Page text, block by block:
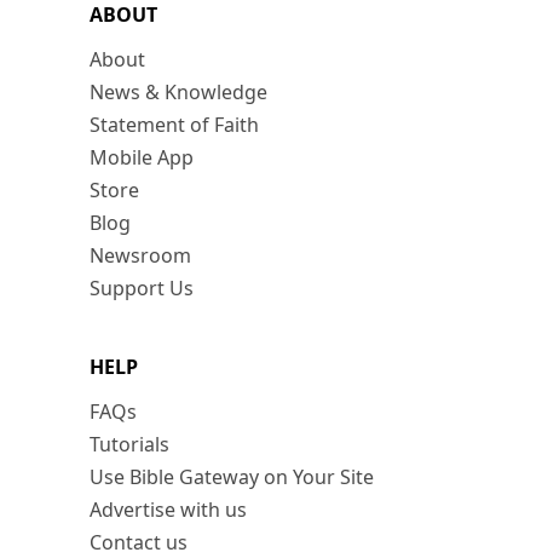
ABOUT
About
News & Knowledge
Statement of Faith
Mobile App
Store
Blog
Newsroom
Support Us
HELP
FAQs
Tutorials
Use Bible Gateway on Your Site
Advertise with us
Contact us